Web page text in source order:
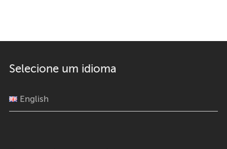
Selecione um idioma
English